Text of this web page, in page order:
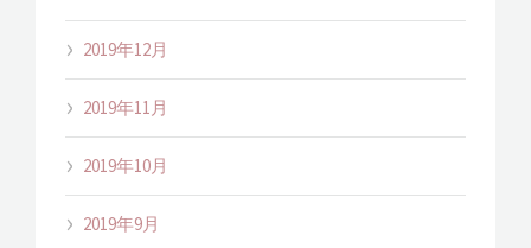
2019年12月
2019年11月
2019年10月
2019年9月